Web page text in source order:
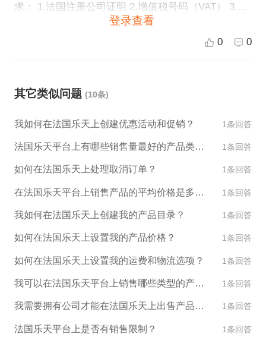
求： 1.法国注册公司证明 2.增值税号码（VAT） 3.银
行账户和信用卡信息 4.商品库存和物流方案 5.详细的
产品描述和照片 6.遵守平台销售政策和规定 注意：具
登录查看
0 0
其它类似问题 (10条)
我如何在法国乐天上创建优惠活动和促销？ 1条回答
法国乐天平台上有哪些销售量最好的产品类别？ 1条回答
如何在法国乐天上处理取消订单？ 1条回答
在法国乐天平台上销售产品的平均价格是多少？ 1条回答
我如何在法国乐天上创建我的产品目录？ 1条回答
如何在法国乐天上设置我的产品价格？ 1条回答
如何在法国乐天上设置我的运费和物流选项？ 1条回答
我可以在法国乐天平台上销售哪些类型的产品？ 1条回答
我需要拥有公司才能在法国乐天上出售产品吗？ 1条回答
法国乐天平台上是否有销售限制？ 1条回答